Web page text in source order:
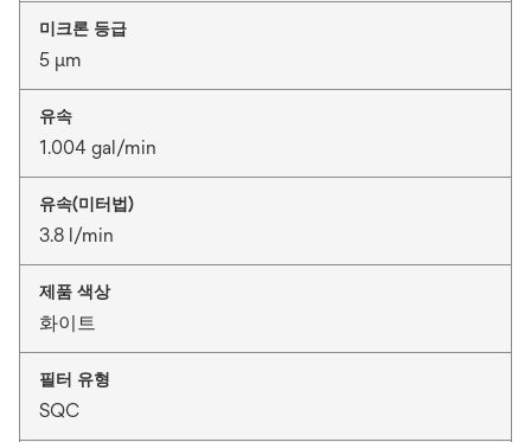
미크론 등급
5 μm
유속
1.004 gal/min
유속(미터법)
3.8 l/min
제품 색상
화이트
필터 유형
SQC